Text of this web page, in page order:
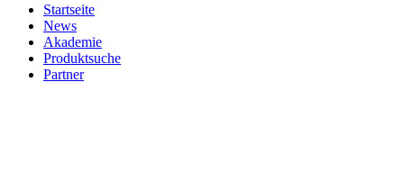
Startseite
News
Akademie
Produktsuche
Partner